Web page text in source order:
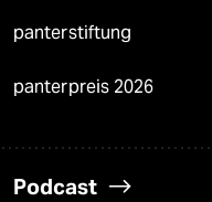
panterstiftung
panterpreis 2026
Podcast